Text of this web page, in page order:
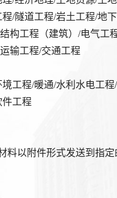
程/隧道工程/岩土工程/地
构工程（建筑）/电气工
输工程/交通工程
工程/暖通/水利水电工
件工程
料以附件形式发送到指